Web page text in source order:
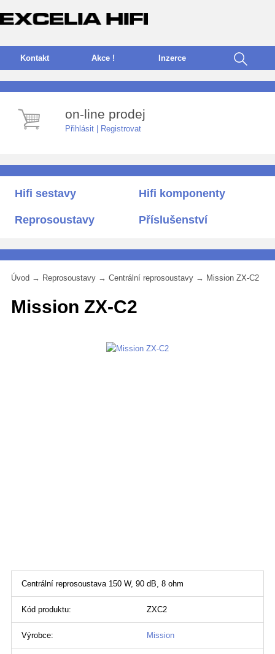
Kontakt Akce ! nzerce
on-line prodej
Přihlásit Registrovat
Hifi sestavy Hifi komponenty
Reprosoustavy Příslušenství
Úvod → Reprosoustavy → Centrální reprosoustavy → Mission ZX-C2
Mission ZX-C2
Centrální reprosoustava 150 W, 90 dB, 8 ohm
Kód produktu: ZXC2
Výrobce: Mission